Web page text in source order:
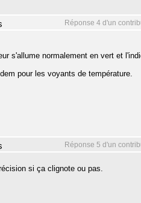
Réponse 4 d'un
s'allume normalement en vert et
pour les voyants de température.
Réponse 5 d'un
si ça clignote ou pas.